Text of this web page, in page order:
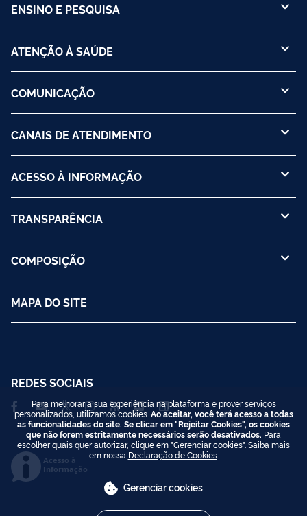
ENSINO E PESQUISA
ATENÇÃO À SAÚDE
COMUNICAÇÃO
CANAIS DE ATENDIMENTO
ACESSO À INFORMAÇÃO
TRANSPARÊNCIA
COMPOSIÇÃO
MAPA DO SITE
REDES SOCIAIS
Acesso à
Informação
Para melhorar a sua experiência na plataforma e prover serviços
personalizados, utilizamos cookies. Ao aceitar, você terá acesso a todas
as funcionalidades do site. Se clicar em "Rejeitar Cookies", os cookies
que não forem estritamente necessários serão desativados. Para
escolher quais quer autorizar, clique em "Gerenciar cookies". Saiba mais
em nossa Declaração de Cookies.
Gerenciar cookies